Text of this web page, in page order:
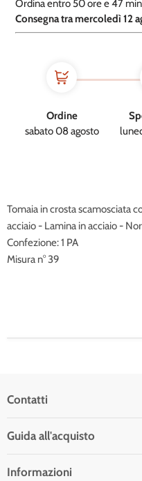
Ordina entro 50 ore e47
​Consegna tra mercoledì 12
Ordine
sabato 08 agosto
Tomaia in crosta scamosciata
acciaio - Lamina in acciaio -
Confezione: 1 PA
Misura n° 39
Contatti
Guida all'acquisto
Informazioni